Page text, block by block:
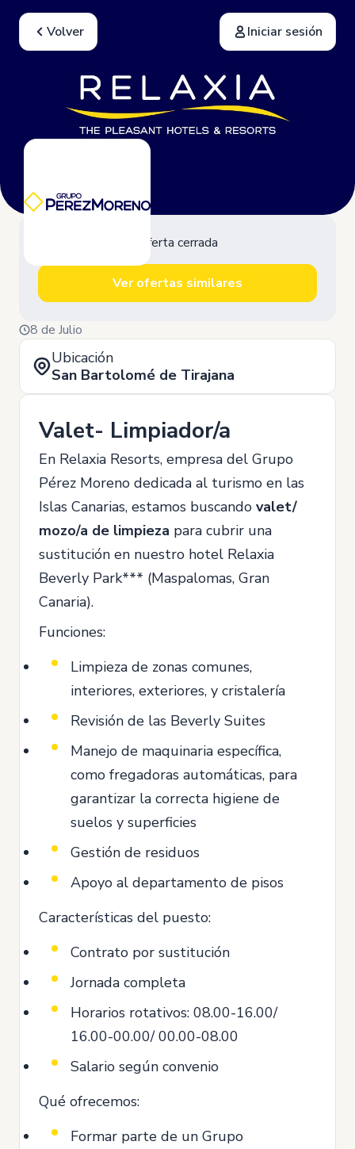
Volver Iniciar sesión
Oferta cerrada
Ver ofertas similares
8 de Julio
Ubicación
San Bartolomé de Tirajana
Valet- Limpiador/a
En Relaxia Resorts, empresa del Grupo
Pérez Moreno dedicada al turismo en las
Islas Canarias, estamos buscando valet/
mozo/a de limpieza para cubrir una
sustitución en nuestro hotel Relaxia
Beverly Park*** (Maspalomas, Gran
Canaria).
Funciones:
Limpieza de zonas comunes,
interiores, exteriores, y cristalería
Revisión de las Beverly Suites
Manejo de maquinaria específica,
como fregadoras automáticas, para
garantizar la correcta higiene de
suelos y superficies
Gestión de residuos
Apoyo al departamento de pisos
Características del puesto:
Contrato por sustitución
Jornada completa
Horarios rotativos: 08.00-16.00/
16.00-00.00/ 00.00-08.00
Salario según convenio
Qué ofrecemos:
Formar parte de un Grupo